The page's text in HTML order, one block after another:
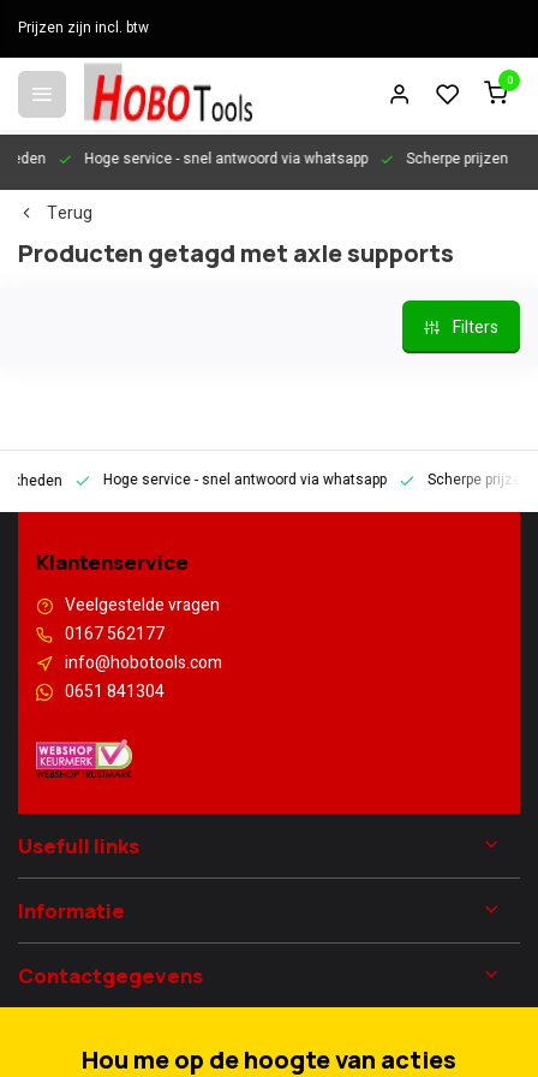
Prijzen zijn incl. btw
0
Hoge service- snel antwoord via whatsapp Scherpe prijzen
Terug
Producten getagd met axle supports
Filters
Hoge service- snel antwoord via whatsapp Scherpe prijzen
Klantenservice
Veelgestelde vragen
0167 562177
info@hobotools.com
0651 841304
Usefull links
Informatie
Contactgegevens
Hou me op de hoogte van acties